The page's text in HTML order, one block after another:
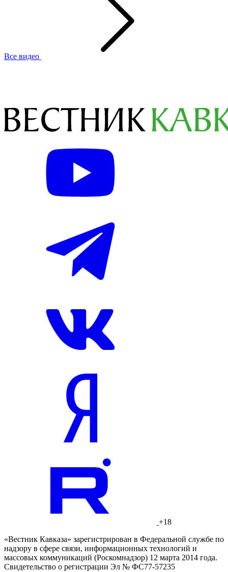
Все видео
+18
«Вестник Кавказа» зарегистрирован в Федеральной службе по
надзору в сфере связи, информационных технологий и
массовых коммуникаций (Роскомнадзор) 12 марта 2014 года.
Свидетельство о регистрации Эл № ФС77-57235